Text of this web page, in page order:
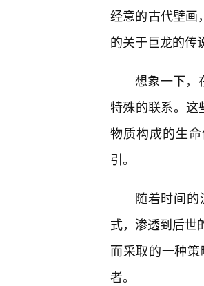
经意的古代壁画
的关于巨龙的传
想象一下，
特殊的联系。这
物质构成的生
引。
随着时间
式，渗透到后世
而采取的一种
者。